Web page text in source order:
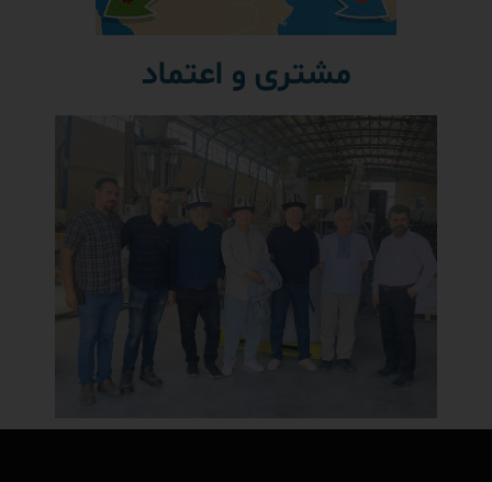
مشتری و اعتماد